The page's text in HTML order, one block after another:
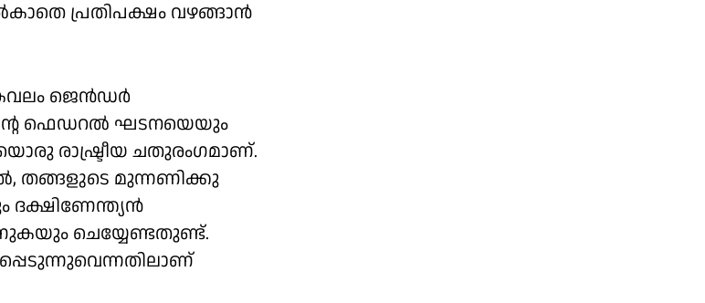
പ്രതിപക്ഷം വഴങ്ങാന്‍
ജെന്‍ഡര്‍
ഫെഡറല്‍ ഘടനയെയും
രാഷ്ട്രീയ ചതുരംഗമാണ്.
തങ്ങളുടെ മുന്നണിക്കു
ദക്ഷിണേന്ത്യന്‍
ചെയ്യേണ്ടതുണ്ട്.